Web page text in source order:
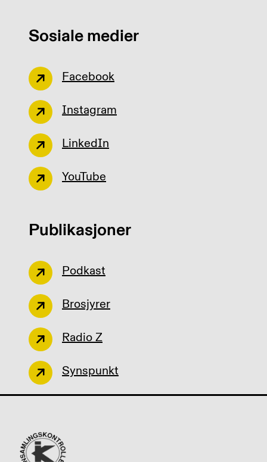
Sosiale medier
Facebook
Instagram
LinkedIn
YouTube
Publikasjoner
Podkast
Brosjyrer
Radio Z
Synspunkt